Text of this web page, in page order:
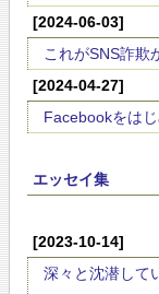
[2024-06-03]
これがSNS詐欺
[2024-04-27]
Facebookをはじ
エッセイ集
[2023-10-14]
深々と沈潜して